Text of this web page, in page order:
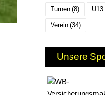
Turnen (8) U13
Verein (34)
Unsere